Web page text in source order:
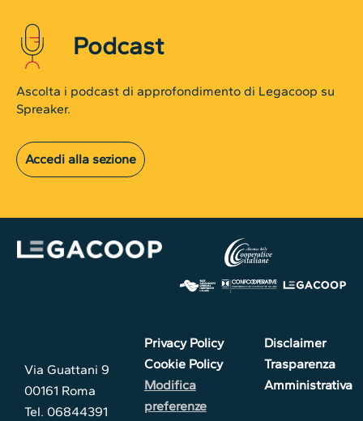
Podcast
Ascolta i podcast di approfondimento di Legacoop su
Spreaker.
Accedi alla sezione
Via Guattani 9
00161 Roma
Tel. 06844391
Privacy Policy
Cookie Policy
Modifica
preferenze
Disclaimer
Trasparenza
Amministrativa